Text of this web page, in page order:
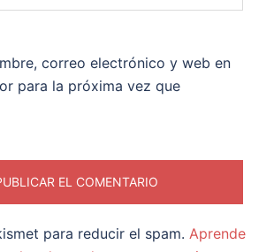
correo electrónico y web en
para la próxima vez que
para reducir el spam. Aprende